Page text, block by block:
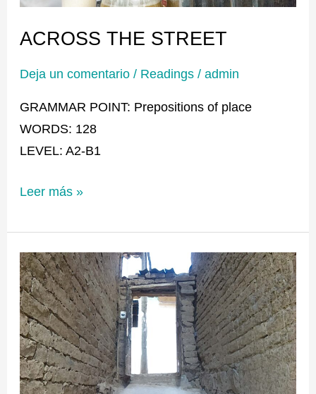
ACROSS THE STREET
Deja un comentario / Readings /admin
GRAMMAR POINT: Prepositions of place
WORDS: 128
LEVEL: A2-B1
Leer más »
THE
DOORS
THAT
DO
GET
OPENED